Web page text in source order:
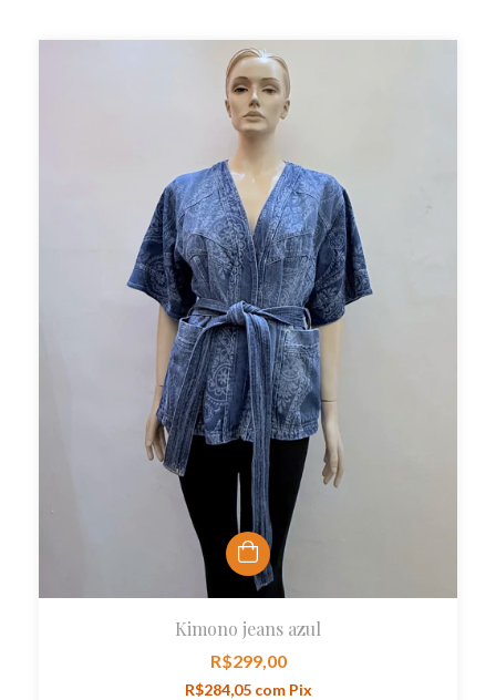
Kimono jeans azul
R$299,00
R$284,05 com Pix